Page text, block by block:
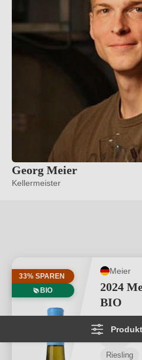
Georg Meier
Kellermeister
33% SPAREN
BIO
Meier
2024
BIO
Riesling